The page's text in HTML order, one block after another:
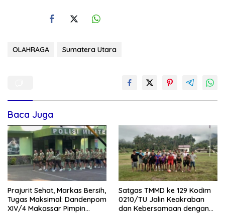
OLAHRAGA Sumatera Utara
Baca Juga
Prajurit Sehat, Markas Bersih,
Tugas Maksimal: Dandenpom
XIV/4 Makassar Pimpin
Satgas TMMD ke 129 Kodim
0210/TU Jalin Keakraban
dan Kebersamaan dengan